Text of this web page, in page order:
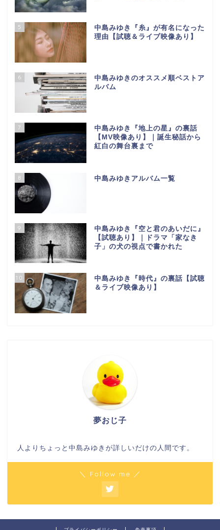
5
中島みゆき『糸』が有名になった
理由【試聴＆ライブ映像あり】
6
中島みゆきのオススメ順ベストア
ルバム
7
中島みゆき『地上の星』の裏話
【МV映像あり】｜誕生秘話から
紅白の舞台裏まで
8 中島みゆきアルバム一覧
9
中島みゆき『空と君のあいだに』
【試聴あり】｜ドラマ「家なき
子」の犬の視点で書かれた
10
中島みゆき『時代』の裏話【試聴
＆ライブ映像あり】
夢おじ子
人よりちょっと中島みゆきが詳しいだけの人間です。
＼ Follow me ／